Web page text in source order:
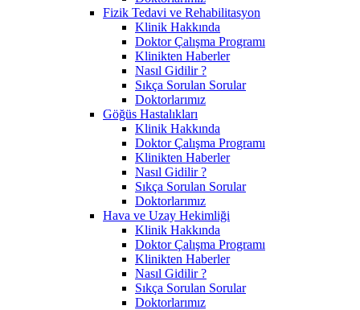
Fizik Tedavi ve Rehabilitasyon
Klinik Hakkında
Doktor Çalışma Programı
Klinikten Haberler
Nasıl Gidilir ?
Sıkça Sorulan Sorular
Doktorlarımız
Göğüs Hastalıkları
Klinik Hakkında
Doktor Çalışma Programı
Klinikten Haberler
Nasıl Gidilir ?
Sıkça Sorulan Sorular
Doktorlarımız
Hava ve Uzay Hekimliği
Klinik Hakkında
Doktor Çalışma Programı
Klinikten Haberler
Nasıl Gidilir ?
Sıkça Sorulan Sorular
Doktorlarımız